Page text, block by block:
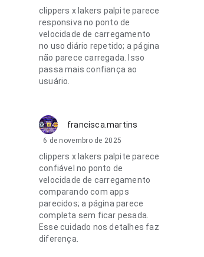
clippers x lakers palpite parece
responsiva no ponto de
velocidade de carregamento
no uso diário repetido; a página
não parece carregada. Isso
passa mais confiança ao
usuário.
francisca.martins
6 de novembro de 2025
clippers x lakers palpite parece
confiável no ponto de
velocidade de carregamento
comparando com apps
parecidos; a página parece
completa sem ficar pesada.
Esse cuidado nos detalhes faz
diferença.